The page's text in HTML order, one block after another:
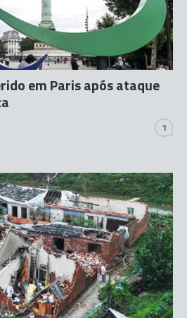
em Paris após ataque
1